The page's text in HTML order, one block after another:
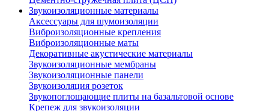
Звукоизоляционные материалы
Аксессуары для шумоизоляции
Виброизоляционные крепления
Виброизоляционные маты
Декоративные акустические материалы
Звукоизоляционные мембраны
Звукоизоляционные панели
Звукоизоляция розеток
Звукопоглощающие плиты на базальтовой основе
Крепеж для звукоизоляции